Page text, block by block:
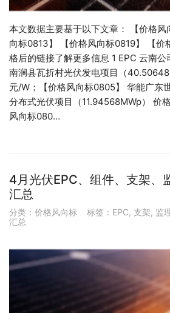
本文数据主要基于以下文章： 【价格
向标0813】 【价格风向标0819】 【价
格后的链接了解更多信息 1 EPC 云南
南涧县瓦折村光伏发电项目（
元/W；【价格风向标0805】 华能广东
分布式光伏项目（11.94568MWp） 价
风向标080…
4月光伏EPC、组件、支架、
汇总
分类： 价格风向标 标签： EPC, 支架, 监
汇总